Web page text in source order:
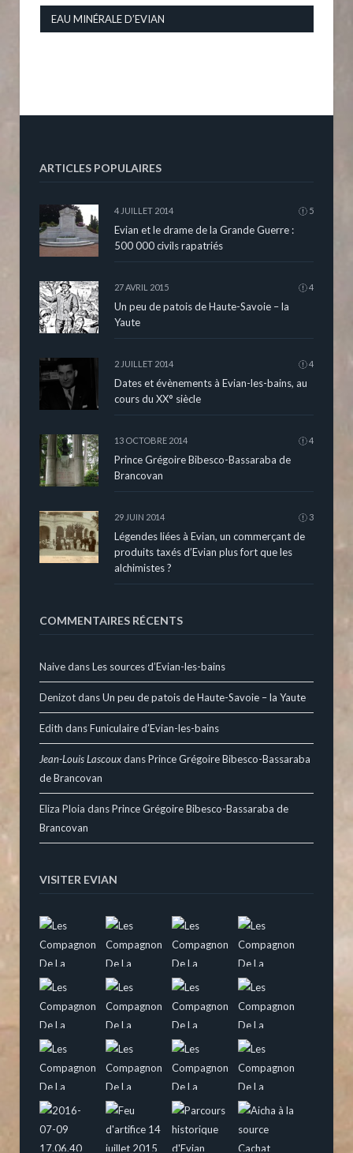
EAU MINÉRALE D’EVIAN
ARTICLES POPULAIRES
4 JUILLET 2014 5
Evian et le drame de la Grande Guerre :
500 000 civils rapatriés
27 AVRIL 2015 4
Un peu de patois de Haute-Savoie – la
Yaute
2 JUILLET 2014 4
Dates et évènements à Evian-les-bains, au
cours du XX° siècle
13 OCTOBRE 2014 4
Prince Grégoire Bibesco-Bassaraba de
Brancovan
29 JUIN 2014 3
Légendes liées à Evian, un commerçant de
produits taxés d’Evian plus fort que les
alchimistes ?
COMMENTAIRES RÉCENTS
NaivedansLes sources d’Evian-les-bains
DenizotdansUn peu de patois de Haute-Savoie – la Yaute
Edith dansFuniculaire d’Evian-les-bains
Jean-Louis LascouxdansPrince Grégoire Bibesco-Bassaraba
de Brancovan
Eliza Ploia dansPrince Grégoire Bibesco-Bassaraba de
Brancovan
VISITER EVIAN